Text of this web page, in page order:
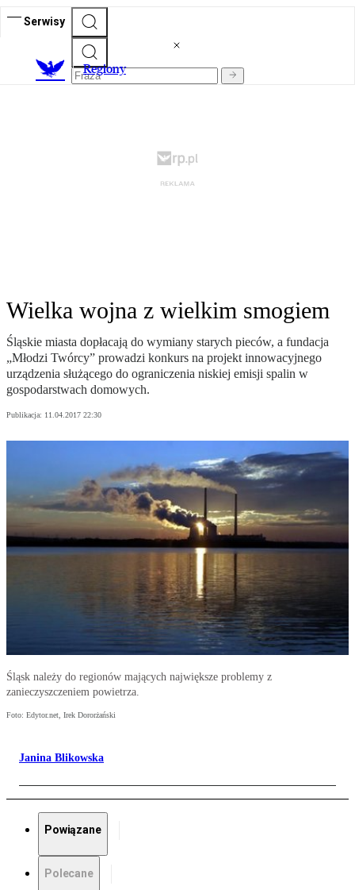
Serwisy
Regiony
Wielka wojna z wielkim smogiem
Śląskie miasta dopłacają do wymiany starych pieców, a fundacja
„Młodzi Twórcy” prowadzi konkurs na projekt innowacyjnego
urządzenia służącego do ograniczenia niskiej emisji spalin w
gospodarstwach domowych.
Publikacja: 11.04.2017 22:30
Śląsk należy do regionów mających największe problemy z
zanieczyszczeniem powietrza.
Foto: Edytor.net, Irek Dororżański
Janina Blikowska
Powiązane
Polecane